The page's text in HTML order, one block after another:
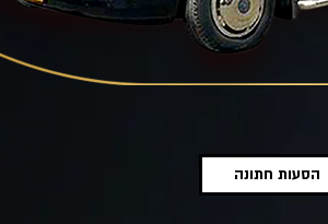
הסעות חתונה